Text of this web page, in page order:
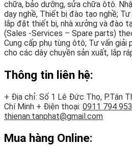
chữa, bảo dưỡng, sửa chữa ôtô.
dạy nghề, Thiết bị đào tạo nghề;
lắp đặt thiết bị, nhà xưởng và đào
(Sales -Services – Spare parts)
Cung cấp phụ tùng ôtô; Tư vấn
cho các dây chuyền sản xuất, lắp
Thông tin liên hệ:
+ Địa chỉ: Số 1 Lê Đức Thọ, P.Tân
Chí Minh + Điện thoại: 0911 794
thienan.tanphat@gmail.com
Mua hàng Online: